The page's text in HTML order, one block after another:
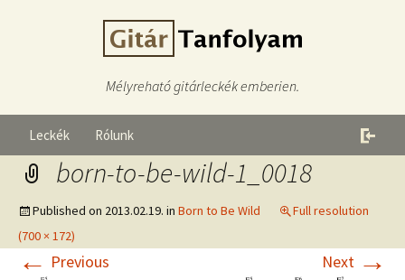
Mélyreható gitárleckék emberien.
Leckék Rólunk
born-to-be-wild-1_0018
Published on 2013.02.19. in Born to Be Wild
Full resolution
(700 × 172)
← Previous Next →